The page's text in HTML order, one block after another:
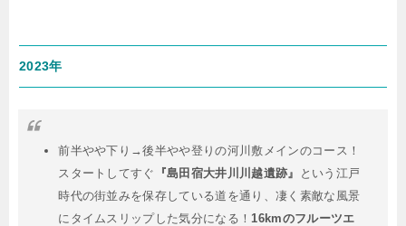
2023年
前半やや下り→後半やや登りの河川敷メインのコース！
スタートしてすぐ
『島田宿大井川川越遺跡』
という江戸
時代の街並みを保存している道を通り、凄く素敵な風景
にタイムスリップした気分になる！ 16kmのフルーツエ